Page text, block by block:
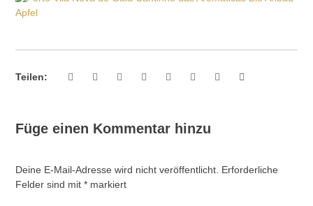
Teilen:
Füge einen Kommentar hinzu
Deine E-Mail-Adresse wird nicht veröffentlicht. Erforderliche
Felder sind mit* markiert